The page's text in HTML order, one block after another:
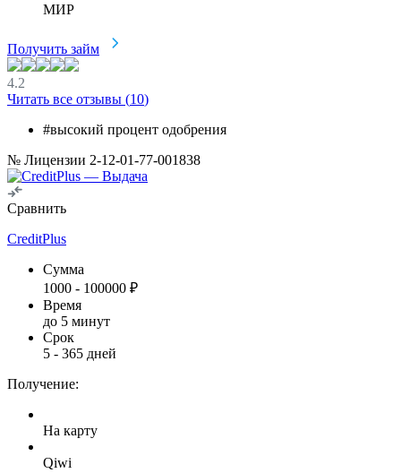
МИР
Получить займ
4.2
Читать все отзывы (10)
#высокий процент одобрения
№ Лицензии 2-12-01-77-001838
Сравнить
CreditPlus
Сумма
1000 - 100000 ₽
Время
до 5 минут
Срок
5 - 365 дней
Получение:
На карту
Qiwi